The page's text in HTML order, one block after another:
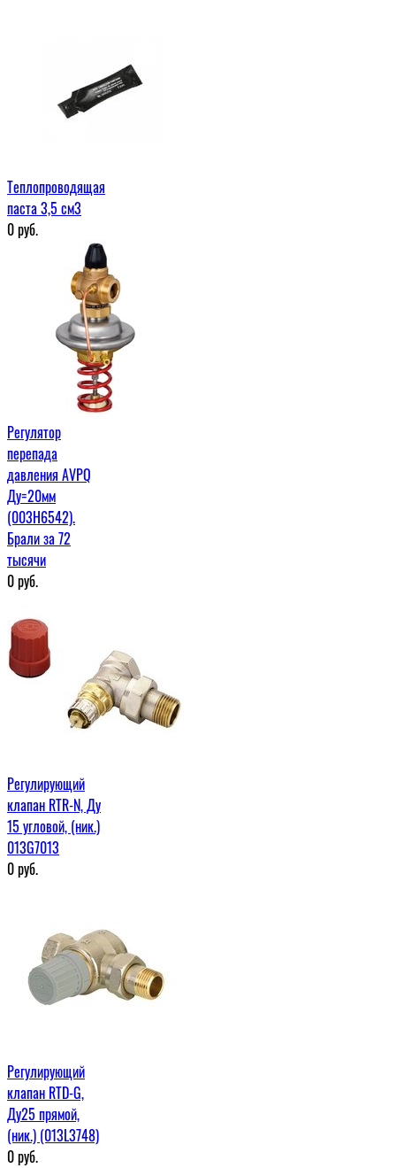
Теплопроводящая
паста 3,5 см3
0руб.
Регулятор
перепада
давления AVPQ
Ду=20мм
(003Н6542).
Брали за 72
тысячи
0руб.
Регулирующий
клапан RTR-N, Ду
15 угловой, (ник.)
013G7013
0руб.
Регулирующий
клапан RTD-G,
Ду25 прямой,
(ник.) (013L3748)
0руб.